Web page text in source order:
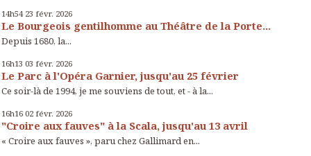
14h54 23 févr. 2026
Le Bourgeois gentilhomme au Théâtre de la Porte...
Depuis 1680, la...
16h13 03 févr. 2026
Le Parc à l'Opéra Garnier, jusqu'au 25 février
Ce soir-là de 1994, je me souviens de tout, et - à la...
16h16 02 févr. 2026
"Croire aux fauves" à la Scala, jusqu'au 13 avril
« Croire aux fauves », paru chez Gallimard en...